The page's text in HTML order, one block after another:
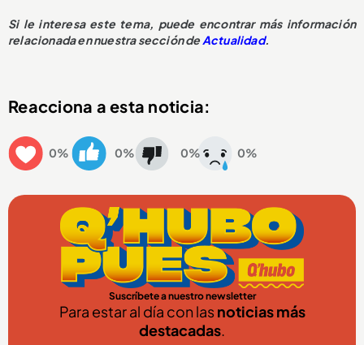
Si le interesa este tema, puede encontrar más información
relacionada en nuestra sección deActualidad.
Reacciona a esta noticia:
0% 0% 0% 0%
Suscríbete a nuestro newsletter
Para estar al día con lasnoticias más
destacadas.